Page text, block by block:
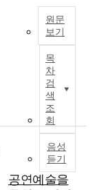
어
있
원문
보기
목
차
검
색
조
회
음성
듣기
발
공연예술을